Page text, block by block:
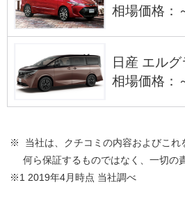
相場価格：
日産 エルグ
相場価格：
※ 当社は、クチコミの内容およびこれ
何ら保証するものではなく、一切の
※1 2019年4月時点 当社調べ